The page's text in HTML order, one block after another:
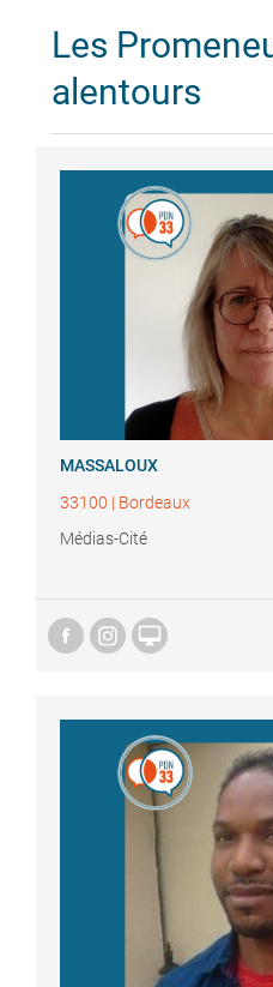
Les
alentours
MASSALOUX
33100 | Bordeaux
Médias-Cité
